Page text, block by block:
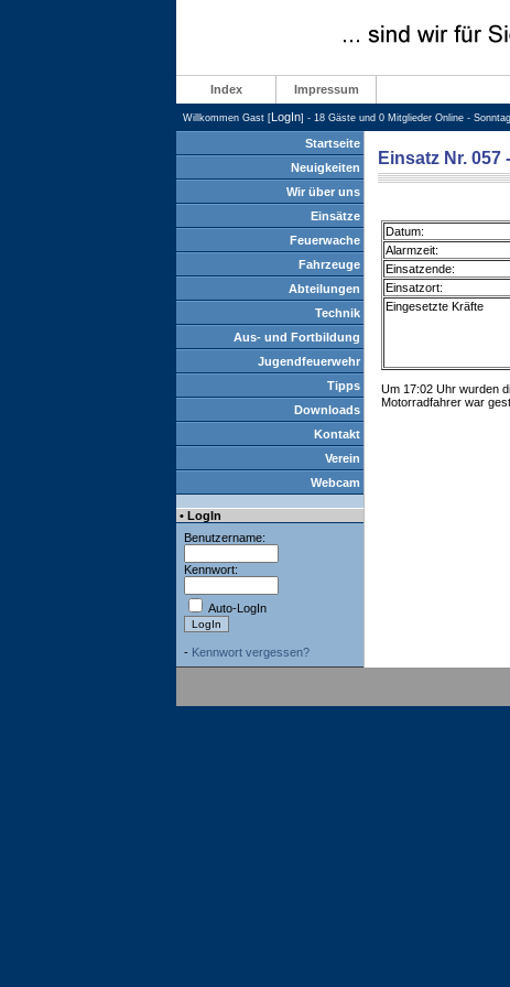
Index Impressum
Willkommen Gast [LogIn] - 18 Gäste und 0 Mitglieder Online -
Startseite
Neuigkeiten
Wir über uns
Einsätze
Feuerwache
Fahrzeuge
Abteilungen
Technik
Aus- und Fortbildung
Jugendfeuerwehr
Tipps
Downloads
Kontakt
Verein
Webcam
• LogIn
Benutzername:
Kennwort:
Auto-LogIn
- Kennwort vergessen?
Einsatz Nr. 057
Datum:
Alarmzeit:
Einsatzende:
Einsatzort:
Eingesetzte Kräfte
Um 17:02 Uhr wurden
Motorradfahrer war